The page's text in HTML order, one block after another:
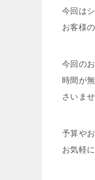
今回は
お客様
今回の
時間が
さいませ
予算や
お気軽